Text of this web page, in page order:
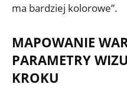
ma bardziej kolorowe”.
MAPOWANIE
PARAMETRY
KROKU